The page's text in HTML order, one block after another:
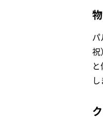
パ
祝
し